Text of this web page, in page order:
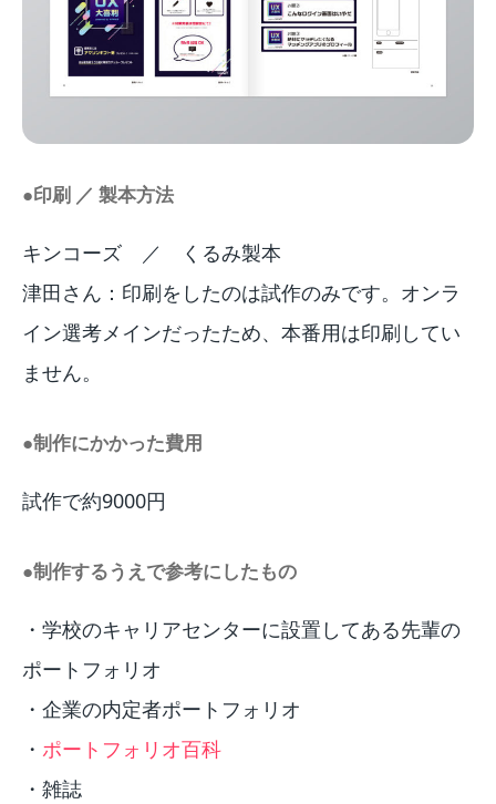
●印刷 ／ 製本方法
キンコーズ ／ くるみ製本
津田さん：印刷をしたのは試作のみです。オンラ
イン選考メインだったため、本番用は印刷してい
ません。
●制作にかかった費用
試作で約9000円
●制作するうえで参考にしたもの
・学校のキャリアセンターに設置してある先輩の
ポートフォリオ
・企業の内定者ポートフォリオ
・ ポートフォリオ百科
・雑誌